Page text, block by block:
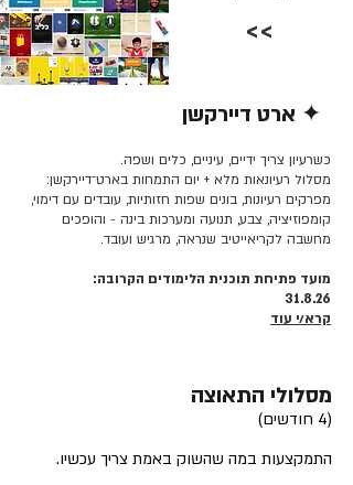
>>
✦ ארט דיירקשן
כשרעיון צריך ידיים, עיניים, כלים ושפה.
מסלול רעיונאות מלא + יום התמחות בארט־דיירקשן:
מפרקים רעיונות, בונים שפות חזותיות, עובדים עם דימוי,
קומפוזיציה, צבע, תנועה ומערכות בינה - והופכים
מחשבה לקריאייטיב שנראה, מרגיש ועובד.
מועד פתיחת תוכנית הלימודים הקרובה:
31.8.26
קרא/י עוד
מסלולי התאוצה
(4 חודשים)
התמקצעות במה שהשוק באמת צריך עכשיו.